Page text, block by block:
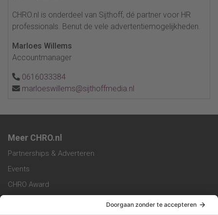
CHRO.nl is onderdeel van Sijthoff, dé partner voor HR
professionals. Benut de vele advertentiemogelijkheden.
Marloes Willems
Accountmanager
0616033384
marloeswillems@sijthoffmedia.nl
Meer CHRO.nl
Partnerships & Adverteren
Events
CHRO Award